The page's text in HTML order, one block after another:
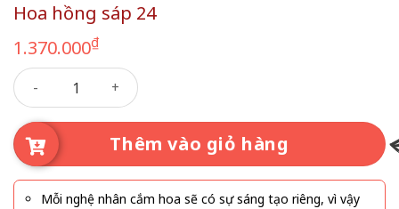
Hoa hồng sáp 24
1.370.000₫
Hoa hồng sáp 24 số lượng
Thêm vào giỏ hàng
Mỗi nghệ nhân cắm hoa sẽ có sự sáng tạo riêng, vì vậy